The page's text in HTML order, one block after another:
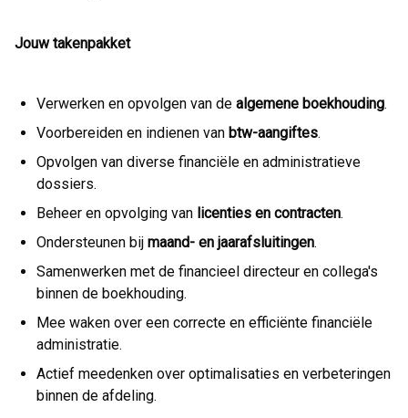
Jouw takenpakket
Verwerken en opvolgen van de algemene boekhouding.
Voorbereiden en indienen van btw-aangiftes.
Opvolgen van diverse financiële en administratieve
dossiers.
Beheer en opvolging van licenties en contracten.
Ondersteunen bij maand- en jaarafsluitingen.
Samenwerken met de financieel directeur en collega's
binnen de boekhouding.
Mee waken over een correcte en efficiënte financiële
administratie.
Actief meedenken over optimalisaties en verbeteringen
binnen de afdeling.